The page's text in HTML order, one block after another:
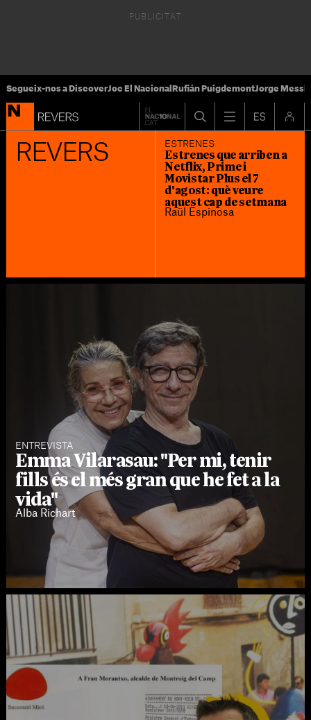
Segueix-nos a DiscoverJoc El Nacional Rufián PuigdemontJorge Messi
REVERS ESTRENES
Estrenes que arriben a
Netflix, Prime i
Movistar Plus el 7
d'agost: què veure
aquest cap de setmana
Raül Espinosa
ENTREVISTA
Emma Vilarasau: "Per mi, tenir
fills és el més gran que he fet a la
vida"
Alba Richart